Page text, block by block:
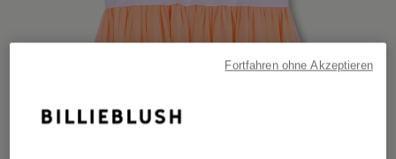
Fortfahren ohne Akzeptieren